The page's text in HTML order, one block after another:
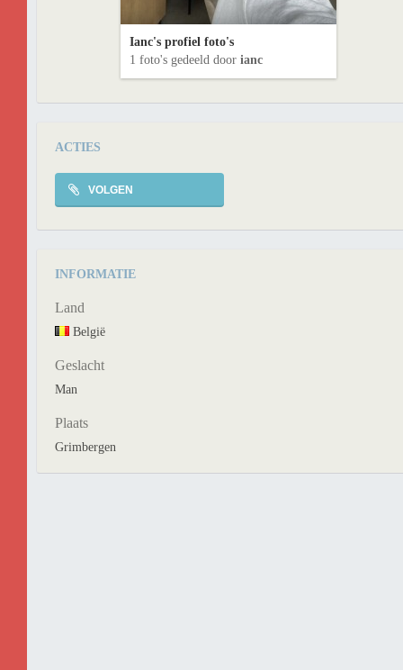
Ianc's profiel foto's
1 foto's gedeeld door ianc
ACTIES
VOLGEN
INFORMATIE
Land
België
Geslacht
Man
Plaats
Grimbergen